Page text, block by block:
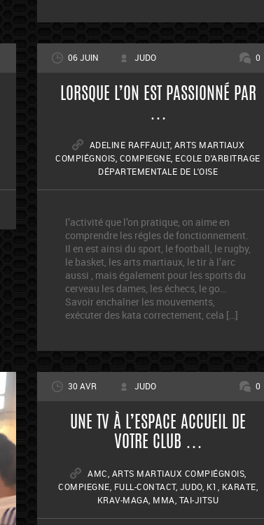
06 JUIN JUDO 0
LORSQUE L’ON EST PASSIONNÉ PAR
…
ADELINE RAFFAULT, ARTS MARTIAUX
COMPIÉGNOIS COMPIEGNE ECOLE D'ARBITRAGE
DÉPARTEMENTALE DE L'OISE
l’activité que l’on pratique, on aime en
comprendre les régles de fonctionnement.
Il en est ainsi du sport, le football, le rugby,
le basket, les arts martiaux, le tir à l’arc
aussi , mais également pour les sports du
cerveau les dames, les échecs, le go…
Savoir enchaîner les mouvements,
exécuter des kata correctement, cela […]
30 AVR JUDO 0
UNE TV À L’ESPACE ACCUEIL DE
VOTRE CLUB …
AMC ARTS MARTIAUX COMPIÉGNOIS
COMPIEGNE FULL-CONTACT, JUDO, K1 KARATE
KRAV-MAGA MMA TAI-JITSU